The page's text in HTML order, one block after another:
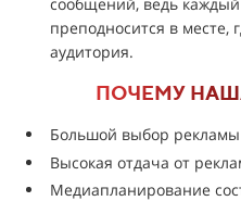
преподносится в месте,
аудитория.
ПОЧЕМУ
Большой выбор рекламы
Высокая отдача от
Медиапланирование